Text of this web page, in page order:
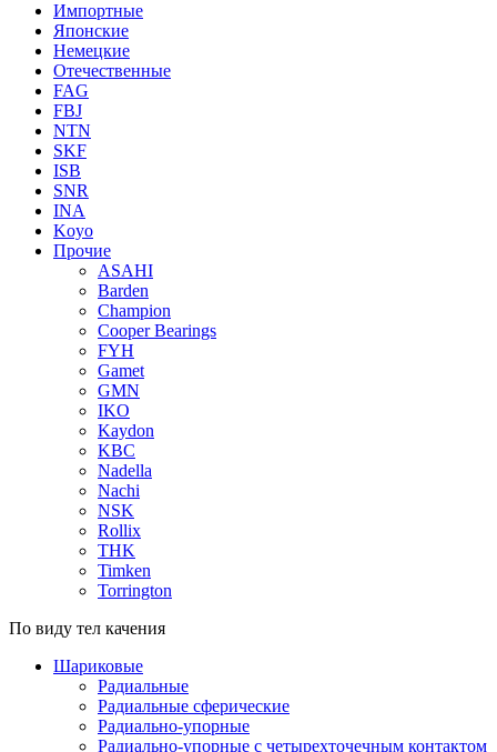
Импортные
Японские
Немецкие
Отечественные
FAG
FBJ
NTN
SKF
ISB
SNR
INA
Koyo
Прочие
ASAHI
Barden
Champion
Cooper Bearings
FYH
Gamet
GMN
IKO
Kaydon
KBC
Nadella
Nachi
NSK
Rollix
THK
Timken
Torrington
По виду тел качения
Шариковые
Радиальные
Радиальные сферические
Радиально-упорные
Радиально-упорные с четырехточечным контактом